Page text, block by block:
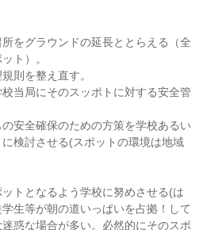
所をグラウンドの延長ととらえる（全
ト）。
則を整え直す。
校当局にそのスッポトに対する安全管
の安全確保のための方策を学校あるい
検討させる(スポットの環境は地域
トとなるよう学校に努めさせる(は
生等が朝の道いっぱいを占拠！して
惑な場合が多い。必然的にそのスポ